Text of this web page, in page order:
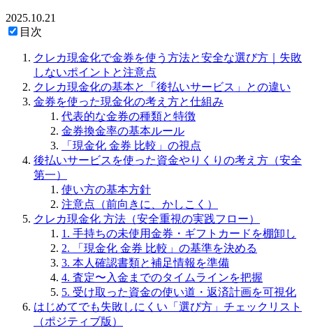
2025.10.21
目次
クレカ現金化で金券を使う方法と安全な選び方｜失敗
しないポイントと注意点
クレカ現金化の基本と「後払いサービス」との違い
金券を使った現金化の考え方と仕組み
代表的な金券の種類と特徴
金券換金率の基本ルール
「現金化 金券 比較」の視点
後払いサービスを使った資金やりくりの考え方（安全
第一）
使い方の基本方針
注意点（前向きに、かしこく）
クレカ現金化 方法（安全重視の実践フロー）
1. 手持ちの未使用金券・ギフトカードを棚卸し
2. 「現金化 金券 比較」の基準を決める
3. 本人確認書類と補足情報を準備
4. 査定〜入金までのタイムラインを把握
5. 受け取った資金の使い道・返済計画を可視化
はじめてでも失敗しにくい「選び方」チェックリスト
（ポジティブ版）